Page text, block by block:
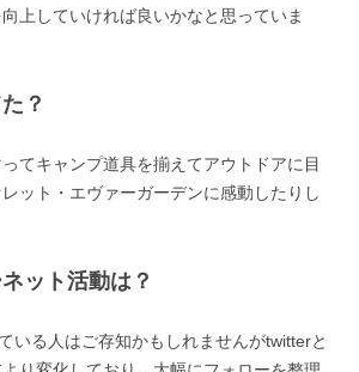
上していければ良いかなと思っていま
？
てキャンプ道具を揃えてアウトドアに目
ット・エヴァーガーデンに感動したりし
ット活動は？
いる人はご存知かもしれませんがtwitterと